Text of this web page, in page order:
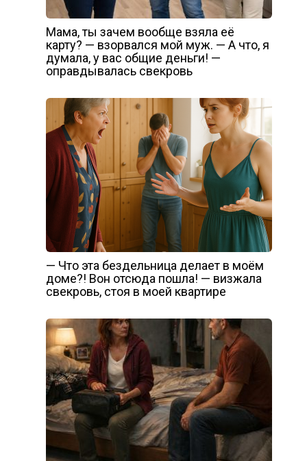
Мама, ты зачем вообще взяла её
карту? — взорвался мой муж. — А что, я
думала, у вас общие деньги! —
оправдывалась свекровь
— Что эта бездельница делает в моём
доме?! Вон отсюда пошла! — визжала
свекровь, стоя в моей квартире